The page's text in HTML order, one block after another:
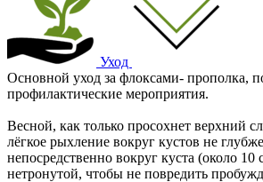
Уход
Основной уход за флоксами- прополка,
профилактические мероприятия.
Весной, как только просохнет верхний
лёгкое рыхление вокруг кустов не
непосредственно вокруг куста (около 10
нетронутой, чтобы не повредить